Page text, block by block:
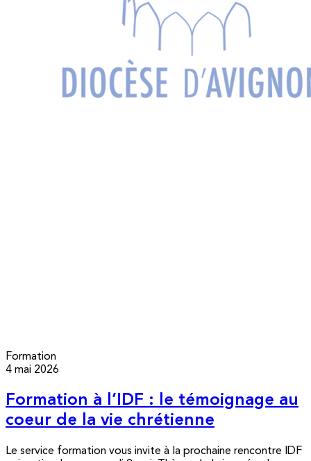
Formation
4 mai 2026
Formation à l’IDF : le témoignage au
coeur de la vie chrétienne
Le service formation vous invite à la prochaine rencontre IDF